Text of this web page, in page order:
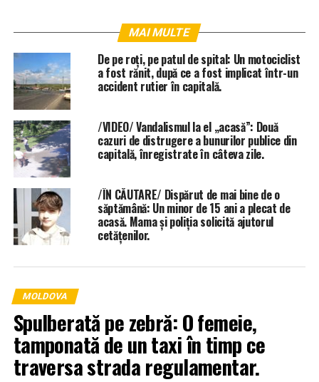
MAI MULTE
De pe roți, pe patul de spital: Un motociclist
a fost rănit, după ce a fost implicat într-un
accident rutier în capitală.
/VIDEO/ Vandalismul la el „acasă”: Două
cazuri de distrugere a bunurilor publice din
capitală, înregistrate în câteva zile.
/ÎN CĂUTARE/ Dispărut de mai bine de o
săptămână: Un minor de 15 ani a plecat de
acasă. Mama și poliția solicită ajutorul
cetățenilor.
MOLDOVA
Spulberată pe zebră: O femeie,
tamponată de un taxi în timp ce
traversa strada regulamentar.